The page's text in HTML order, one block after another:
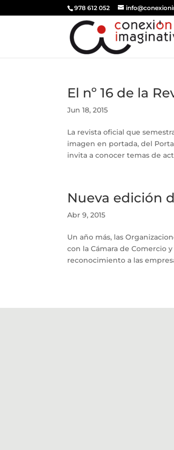
978 612 052
El nº 16 de la
Jun 18, 2015
La revista oficial que
imagen en portada, del
invita a conocer temas de
Nueva edición
Abr 9, 2015
Un año más, las
con la Cámara de Comercio
reconocimiento a las